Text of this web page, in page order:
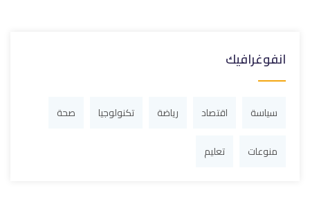
انفوغرافيك
سياسة اقتصاد رياضة تكنولوجيا صحة
منوعات تعليم